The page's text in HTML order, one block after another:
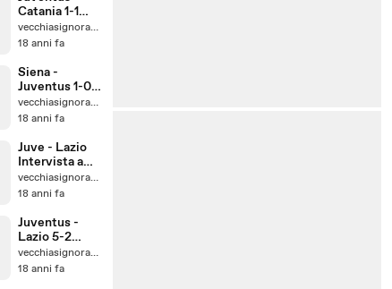
Catania 1-1
11/05/2008 vecchiasignoracom
18 anni fa
Siena -
Juventus 1-0
04/05/2008vecchiasignoracom
18 anni fa
Juve - Lazio
Intervista a
Claudio
Ranieri
vecchiasignoracom
18 anni fa
Juventus -
Lazio 5-2
27/04/2008vecchiasignoracom
18 anni fa